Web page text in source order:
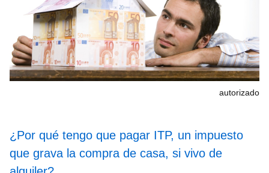
autorizado
¿Por qué tengo que pagar ITP, un impuesto
que grava la compra de casa, si vivo de